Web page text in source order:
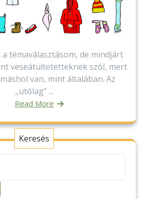
témaválasztásom, de mindjárt
veseátültetetteknek szól, mert
van, mint általában. Az
„utólag” ...
Read More
Keresés